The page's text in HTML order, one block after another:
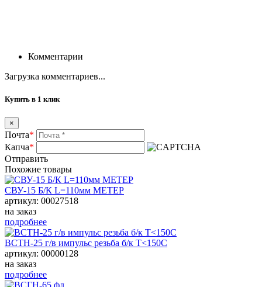
Комментарии
Загрузка комментариев...
Купить в 1 клик
×
Почта*
Капча*
Отправить
Похожие товары
СВУ-15 Б/К L=110мм МЕТЕР
артикул: 00027518
на заказ
подробнее
ВСТН-25 г/в импульс резьба б/к Т<150С
артикул: 00000128
на заказ
подробнее